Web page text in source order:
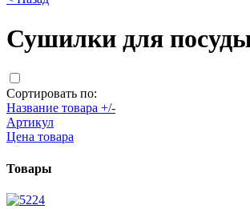
Сушилки для
Сортировать по:
Название товара +/-
Артикул
Цена товара
Товары